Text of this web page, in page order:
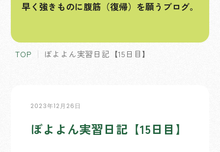
早く強きものに腹筋（復帰）を願うブログ。
TOP ぼよよん実習日記【15日目】
2023年12月26日
ぼよよん実習日記【15日目】